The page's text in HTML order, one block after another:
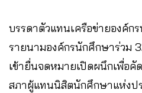
บรรดาตัวแทนเครือข่ายองค์ก
รายนามองค์กรนักศึกษาร่วม
เข้ายื่นจดหมายเปิดผนึกเพื่อ
สภาผู้แทนนิสิตนักศึกษาแห่งป